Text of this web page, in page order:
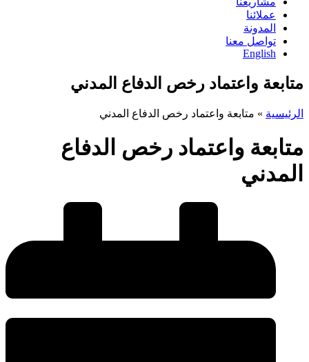
عملائنا
المدونة
تواصل معنا
English
متابعة واعتماد رخص الدفاع المدني
الرئيسية » متابعة واعتماد رخص الدفاع المدني
متابعة واعتماد رخص الدفاع
المدني